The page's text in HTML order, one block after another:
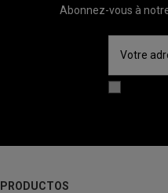
Abonnez-vous à
PRODUCTOS